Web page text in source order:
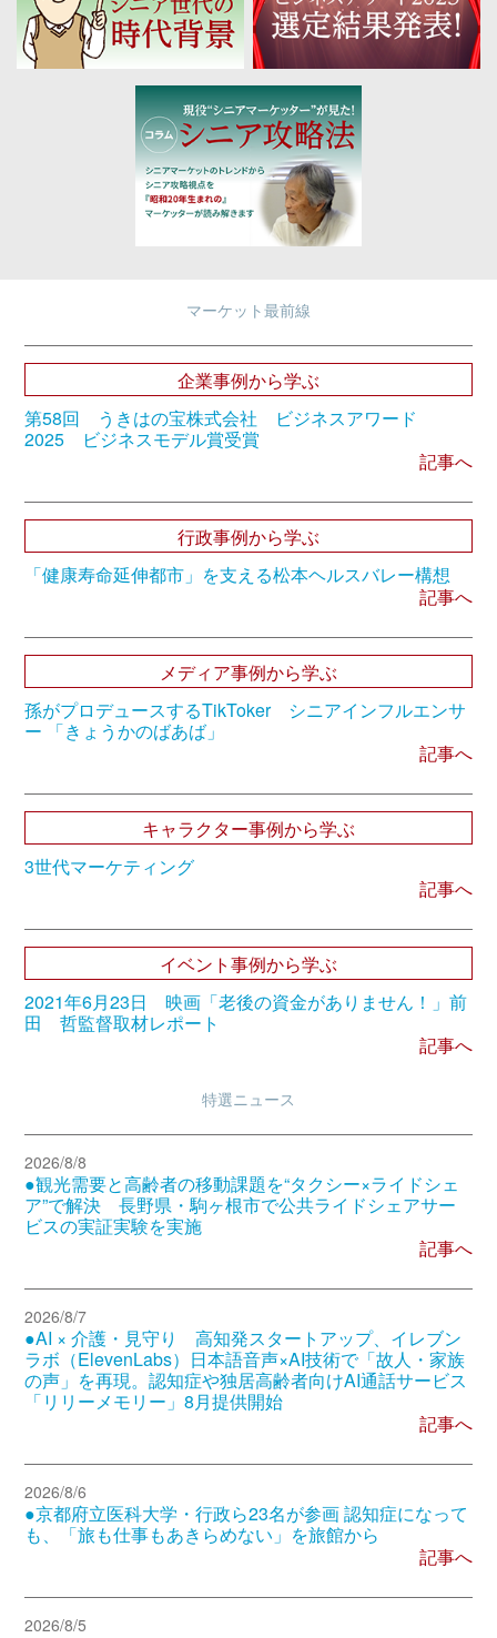
マーケット最前線
企業事例から学ぶ
第58回 うきはの宝株式会社 ビジネスアワード
2025 ビジネスモデル賞受賞
記事へ
行政事例から学ぶ
「健康寿命延伸都市」を支える松本ヘルスバレー構想
記事へ
メディア事例から学ぶ
孫がプロデュースするTikToker シニアインフルエンサ
ー 「きょうかのばあば」
記事へ
キャラクター事例から学ぶ
3世代マーケティング
記事へ
イベント事例から学ぶ
2021年6月23日 映画「老後の資金がありません！」前
田 哲監督取材レポート
記事へ
特選ニュース
2026/8/8
●観光需要と高齢者の移動課題を“タクシー×ライドシェ
ア”で解決 長野県・駒ヶ根市で公共ライドシェアサー
ビスの実証実験を実施
記事へ
2026/8/7
●AI × 介護・見守り 高知発スタートアップ、イレブン
ラボ（ElevenLabs）日本語音声×AI技術で「故人・家族
の声」を再現。認知症や独居高齢者向けAI通話サービス
「リリーメモリー」8月提供開始
記事へ
2026/8/6
●京都府立医科大学・行政ら23名が参画 認知症になって
も、「旅も仕事もあきらめない」を旅館から
記事へ
2026/8/5